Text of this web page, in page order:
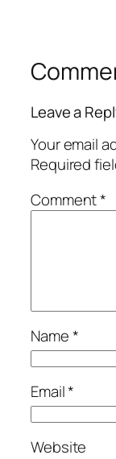
Leave a
Your email
Required
Comment*
Name*
Email*
Website